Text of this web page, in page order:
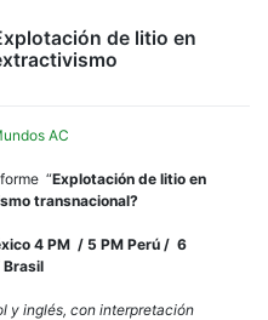
de litio en
AC
“Explotación de litio en
transnacional?
4 PM / 5 PM Perú / 6
Brasil
y inglés, con interpretación